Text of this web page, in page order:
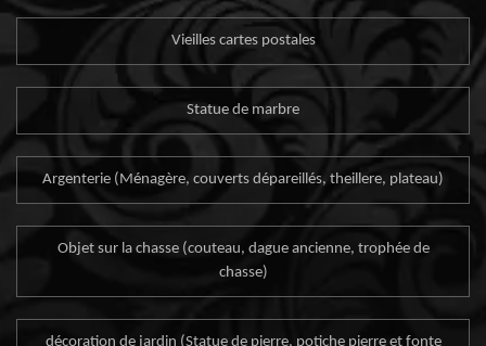
Vieilles cartes postales
Statue de marbre
Argenterie (Ménagère, couverts dépareillés, theillere, plateau)
Objet sur la chasse (couteau, dague ancienne, trophée de
chasse)
décoration de jardin (Statue de pierre, potiche pierre et fonte